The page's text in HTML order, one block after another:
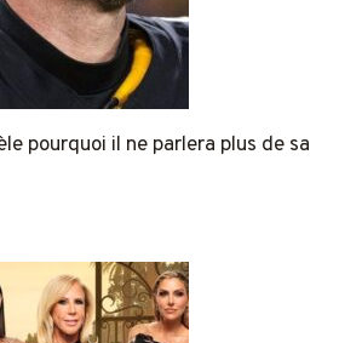
pourquoi il ne parlera plus de sa